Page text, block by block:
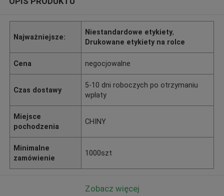
Najważniejsze:
Niestandardowe etykiety,
Drukowane etykiety na rolce
Cena negocjowalne
Czas dostawy
5-10 dni roboczych po otrzymaniu
wpłaty
Miejsce
pochodzenia
CHINY
Minimalne
zamówienie
1000szt
Zobacz więcej